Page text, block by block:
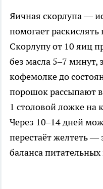
Яичная скорлупа —
помогает раскислять
Скорлупу от 10 яиц
без масла 5–7 минут,
кофемолке до
порошок рассыпают
1 столовой ложке на
Через 10–14 дней
перестаёт желтеть
баланса